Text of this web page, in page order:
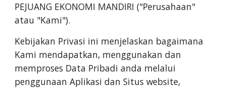
PEJUANG EKONOMI MANDIRI ("Perusahaan"
atau "Kami").
Kebijakan Privasi ini menjelaskan bagaimana
Kami mendapatkan, menggunakan dan
memproses Data Pribadi anda melalui
penggunaan Aplikasi dan Situs website,